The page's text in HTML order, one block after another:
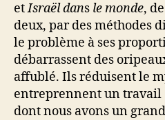
etIsraël dans le monde,
deux, par des méthodes
le problème à ses
débarrassent des
affublé. Ils réduisent le
entreprennent un travail
dont nous avons un